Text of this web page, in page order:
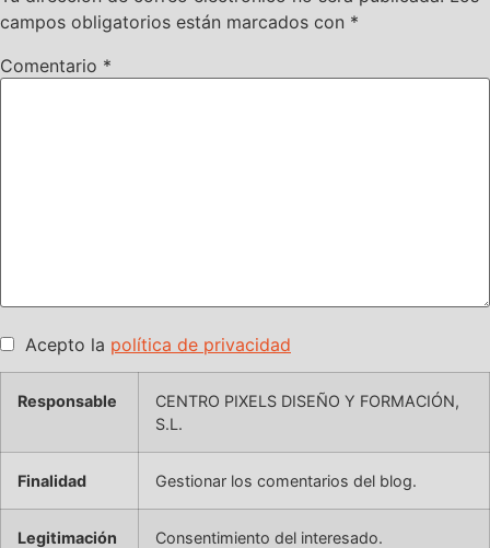
campos obligatorios están marcados con *
Comentario *
Acepto la política de privacidad
Responsable
CENTRO PIXELS DISEÑO Y FORMACIÓN,
S.L.
Finalidad Gestionar los comentarios del blog.
Legitimación Consentimiento del interesado.